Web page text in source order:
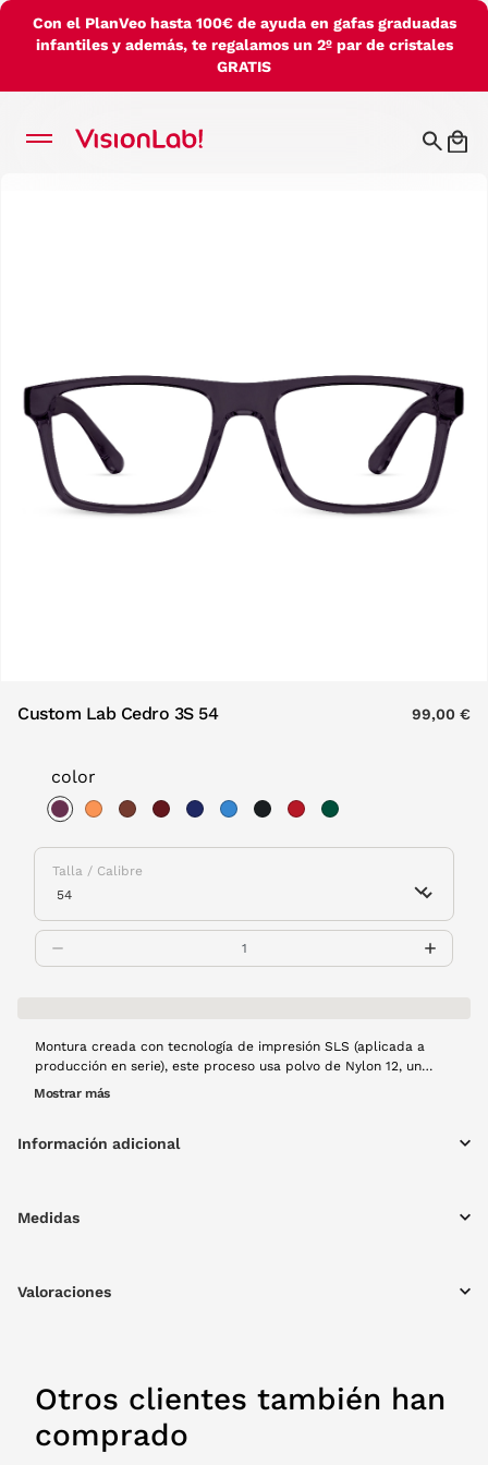
Con el PlanVeo hasta 100€ de ayuda en gafas graduadas
infantiles y además, te regalamos un 2º par de cristales
GRATIS
Custom Lab Cedro 3S 54 99,00 €
color
Talla / Calibre
Montura creada con tecnología de impresión SLS (aplicada a
producción en serie), este proceso usa polvo de Nylon 12, un
material con mucha resistencia, estabilidad dimensional y buen
que se fusiona capa a capa mediante láser. Modelo Aire en color
Mostrar más
Información adicional
Medidas
Valoraciones
Otros clientes también han
comprado